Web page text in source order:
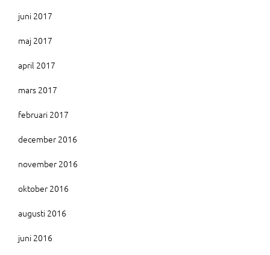
juni 2017
maj 2017
april 2017
mars 2017
februari 2017
december 2016
november 2016
oktober 2016
augusti 2016
juni 2016